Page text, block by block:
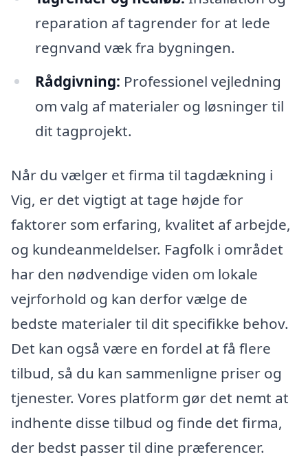
reparation af tagrender for at lede
regnvand væk fra bygningen.
Rådgivning: Professionel vejledning
om valg af materialer og løsninger til
dit tagprojekt.
Når du vælger et firma til tagdækning i
Vig, er det vigtigt at tage højde for
faktorer som erfaring, kvalitet af arbejde,
og kundeanmeldelser. Fagfolk i området
har den nødvendige viden om lokale
vejrforhold og kan derfor vælge de
bedste materialer til dit specifikke behov.
Det kan også være en fordel at få flere
tilbud, så du kan sammenligne priser og
tjenester. Vores platform gør det nemt at
indhente disse tilbud og finde det firma,
der bedst passer til dine præferencer.